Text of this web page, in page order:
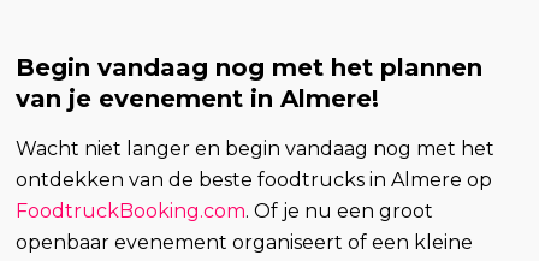
Begin vandaag nog met het plannen
van je evenement in Almere!
Wacht niet langer en begin vandaag nog met het
ontdekken van de beste foodtrucks in Almere op
FoodtruckBooking.com. Of je nu een groot
openbaar evenement organiseert of een kleine